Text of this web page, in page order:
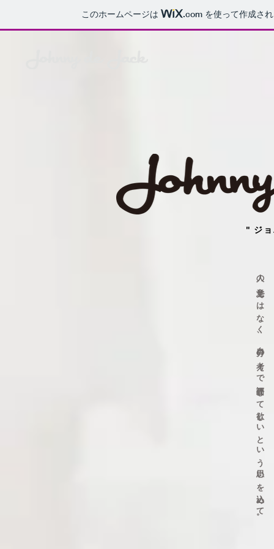
このホームページは .com を使って作成さ
" ジ
人の意見ではなく、自分の考えで評価して欲しいという
思いを込めて。